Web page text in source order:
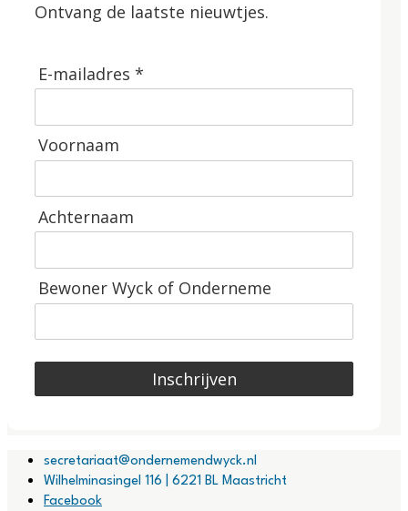
Ontvang de laatste nieuwtjes.
E-mailadres *
Voornaam
Achternaam
Bewoner Wyck of Onderneme
Inschrijven
secretariaat@ondernemendwyck.nl
Wilhelminasingel 116 | 6221 BL Maastricht
Facebook